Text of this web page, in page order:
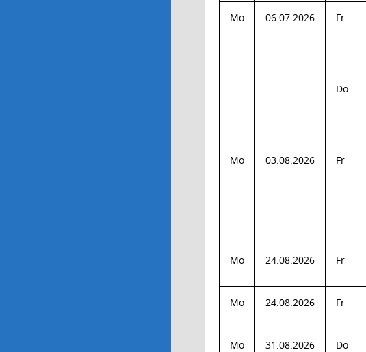
Mo 06.07.2026 Fr
Do
Mo 03.08.2026 Fr
Mo 24.08.2026 Fr
Mo 24.08.2026 Fr
Mo 31.08.2026 Do